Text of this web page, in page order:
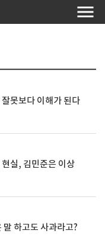
못보다 이해가 된다
현실, 김민준은 이상
말 하고도 사과라고?